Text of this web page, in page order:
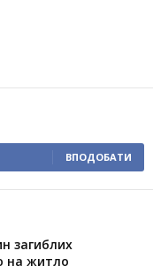
ВПОДОБАТИ
загиблих
на житло